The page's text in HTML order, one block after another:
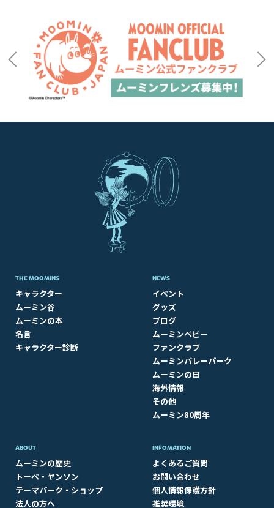
THE MOOMINS
キャラクター
ムーミン谷
ムーミンの本
名言
キャラクター診断
NEWS
イベント
グッズ
ブログ
ムーミンベビー
ファンクラブ
ムーミンバレーパーク
ムーミンの日
海外情報
その他
ムーミン80周年
ABOUT​
ムーミンの歴史
トーベ・ヤンソン
テーマパーク・ショップ
法人の方へ
INFOMATION
よくあるご質問
お問い合わせ
個人情報保護方針
推奨環境